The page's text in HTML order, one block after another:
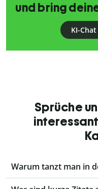
und bring
KI-
Sprüche
Warum tanzt man in